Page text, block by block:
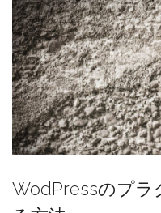
WodPressのプラ